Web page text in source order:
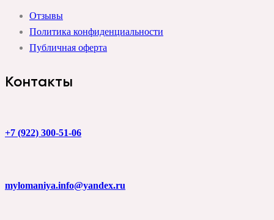
Отзывы
Политика конфиденциальности
Публичная оферта
Контакты
+7 (922) 300-51-06
mylomaniya.info@yandex.ru